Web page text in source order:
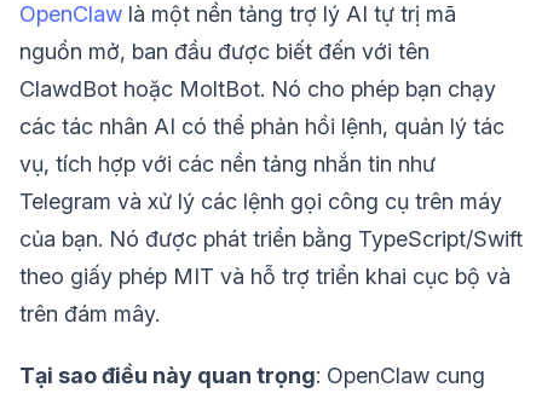
OpenClaw là một nền tảng trợ lý AI tự trị mã
nguồn mở, ban đầu được biết đến với tên
ClawdBot hoặc MoltBot. Nó cho phép bạn chạy
các tác nhân AI có thể phản hồi lệnh, quản lý tác
vụ, tích hợp với các nền tảng nhắn tin như
Telegram và xử lý các lệnh gọi công cụ trên máy
của bạn. Nó được phát triển bằng TypeScript/Swift
theo giấy phép MIT và hỗ trợ triển khai cục bộ và
trên đám mây.
Tại sao điều này quan trọng: OpenClaw cung